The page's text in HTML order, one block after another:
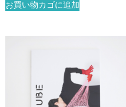
お買い物カゴに追加